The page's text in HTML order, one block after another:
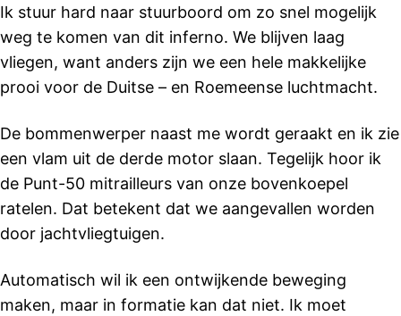
Ik stuur hard naar stuurboord om zo snel mogelijk
weg te komen van dit inferno. We blijven laag
vliegen, want anders zijn we een hele makkelijke
prooi voor de Duitse – en Roemeense luchtmacht.
De bommenwerper naast me wordt geraakt en ik zie
een vlam uit de derde motor slaan. Tegelijk hoor ik
de Punt-50 mitrailleurs van onze bovenkoepel
ratelen. Dat betekent dat we aangevallen worden
door jachtvliegtuigen.
Automatisch wil ik een ontwijkende beweging
maken, maar in formatie kan dat niet. Ik moet